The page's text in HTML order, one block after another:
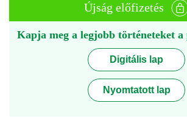
Újság előfizetés
Kapja meg a legjobb történeteket a
Digitális lap
Nyomtatott lap